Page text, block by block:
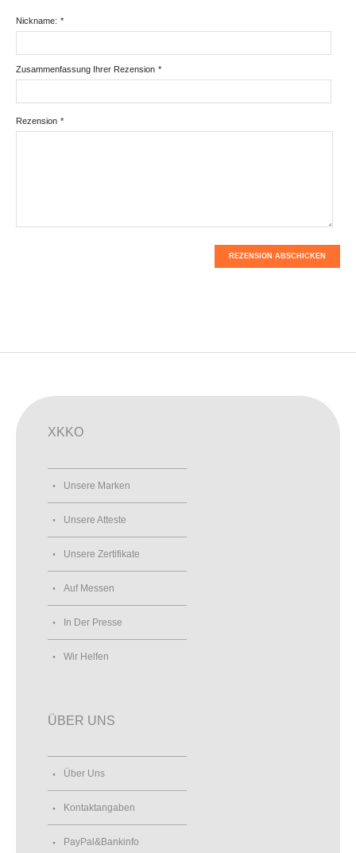
*
Nickname:
*
Zusammenfassung Ihrer Rezension
*
Rezension
REZENSION ABSCHICKEN
XKKO
Unsere Marken
Unsere Atteste
Unsere Zertifikate
Auf Messen
In Der Presse
Wir Helfen
ÜBER UNS
Über Uns
Kontaktangaben
PayPal&Bankinfo